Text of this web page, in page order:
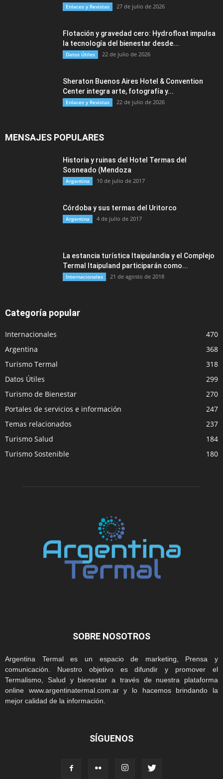
Enlaces y Revistas 27 de julio de 2026
Flotación y gravedad cero: Hydrofloat impulsa
la tecnología del bienestar desde...
Datos Útiles 22 de julio de 2026
Sheraton Buenos Aires Hotel & Convention
Center integra arte, fotografía y...
Enlaces y Revistas 22 de julio de 2026
MENSAJES POPULARES
Historia y ruinas del Hotel Termas del
Sosneado (Mendoza
Argentina 10 de julio de 2017
Córdoba y sus termas del Uritorco
Argentina 4 de julio de 2017
La estancia turística Itaipulandia y el Complejo
Termal Itaipuland participarán como...
Internacionales 21 de agosto de 2018
Categoría popular
Internacionales
470
Argentina
368
Turismo Termal
318
Datos Útiles
299
Turismo de Bienestar
270
Portales de servicios e información
247
Temas relacionados
237
Turismo Salud
184
Turismo Sostenible
180
SOBRE NOSOTROS
Argentina Termal es un espacio de marketing, Prensa y
comunicación. Nuestro objetivo es difundir y promover el
Termalismo, Salud y bienestar a través de nuestra plataforma
online www.argentinatermal.com.ar y lo hacemos brindando la
mejor calidad de la información.
SÍGUENOS